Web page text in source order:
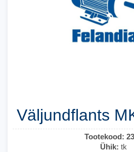
Väljundflants
Tootekood:
Ühik: tk